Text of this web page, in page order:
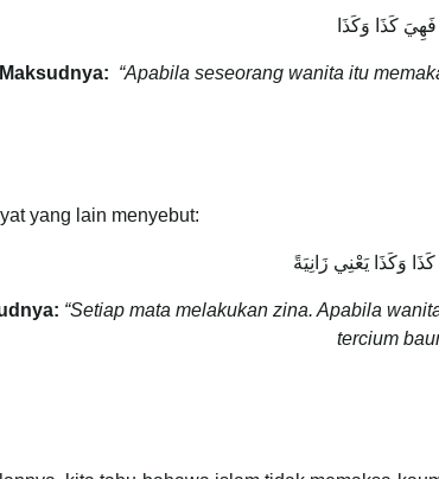
كَذَا وَكَذَا
Maksudnya: “Apabila seseorang wanita itu
yang lain menyebut:
وَكَذَا يَعْنِي زَانِيَةً
“Setiap mata melakukan zina. Apabila
tercium